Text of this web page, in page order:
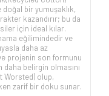
bir yumuşaklık,
kazandırır; bu da
için ideal kılar.
eğilimindedir ve
daha az
projenin son formunu
belirgin olmasını
Worsted) olup,
zarif bir doku sunar.